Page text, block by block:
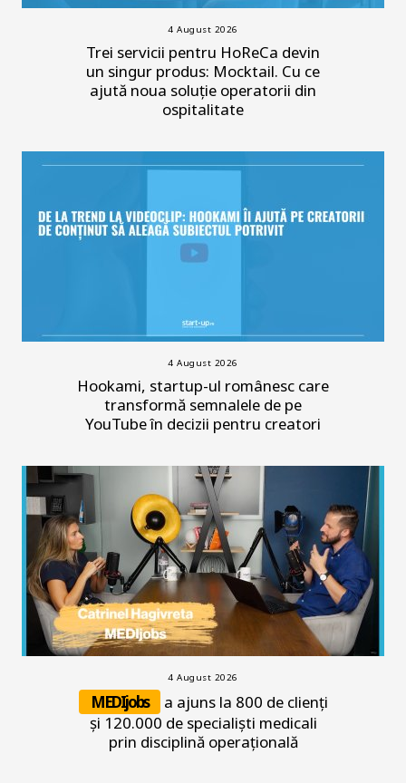
4 August 2026
Trei servicii pentru HoReCa devin
un singur produs: Mocktail. Cu ce
ajută noua soluție operatorii din
ospitalitate
4 August 2026
Hookami, startup-ul românesc care
transformă semnalele de pe
YouTube în decizii pentru creatori
4 August 2026
MEDIjobs
a ajuns la 800 de clienți
și 120.000 de specialiști medicali
prin disciplină operațională